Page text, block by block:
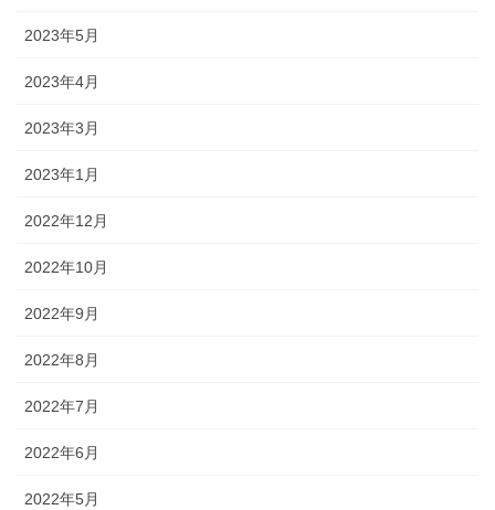
2023年5月
2023年4月
2023年3月
2023年1月
2022年12月
2022年10月
2022年9月
2022年8月
2022年7月
2022年6月
2022年5月